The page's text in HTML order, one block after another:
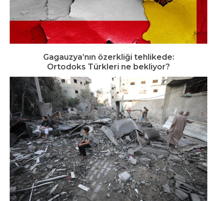
Gagauzya’nın özerkliği tehlikede:
Ortodoks Türkleri ne bekliyor?